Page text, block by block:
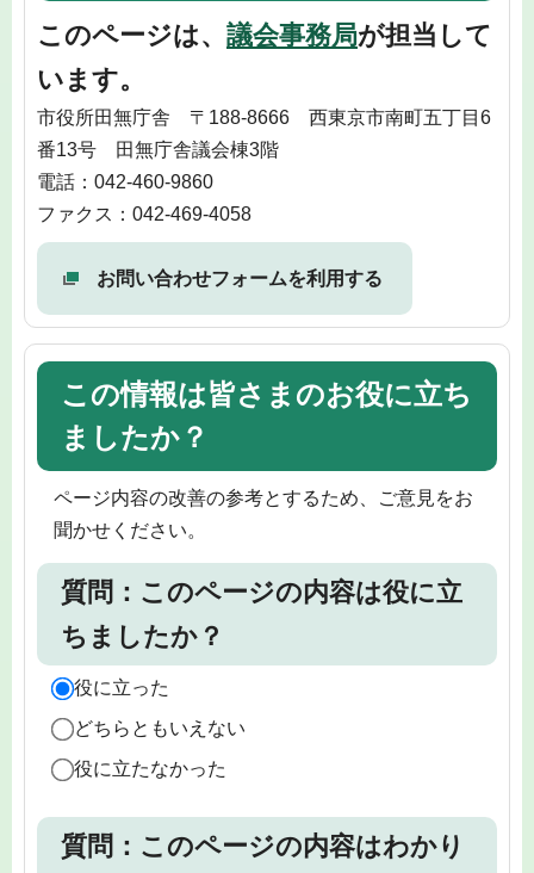
このページは、 議会事務局が担当して
います。
市役所田無庁舎 〒188-8666 西東京市南町五丁目6
番13号 田無庁舎議会棟3階
電話：042-460-9860
ファクス：042-469-4058
お問い合わせフォームを利用する
この情報は皆さまのお役に立ち
ましたか？
ページ内容の改善の参考とするため、ご意見をお
聞かせください。
質問：このページの内容は役に立
ちましたか？
役に立った
どちらともいえない
役に立たなかった
質問：このページの内容はわかり